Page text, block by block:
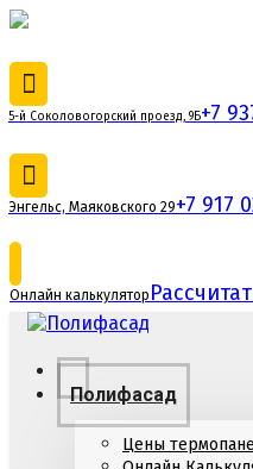
5-й Соколовогорский проезд, 9Б+7
Энгельс, Маяковского 29+7 917
Онлайн калькулятор
Полифасад
Цены